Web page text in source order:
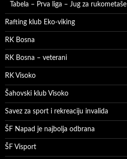
Tabela – Prva liga – Jug za rukometaše
Rafting klub Eko-viking
RK Bosna
RK Bosna – veterani
RK Visoko
Šahovski klub Visoko
Savez za sport i rekreaciju invalida
ŠF Napad je najbolja odbrana
ŠF Visport